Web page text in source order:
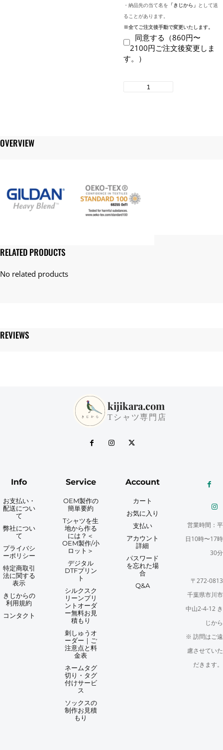
・納品先の当て名を 「きじから」 として送
ることがあります。
※全てご注文後手動で変更いたします。
同意する（860円〜
2100円ご注文後変更しま
す。）
GILDAN
レ
ン
ド
OVERVIEW
RELATED PRODUCTS
REVIEWS
kijikara.com
Tシャツ専門店
Info
お支払い・
配送につい
て
弊社につい
て
プライバシ
ーポリシー
特定商取引
法に関する
表示
きじからの
利用規約
コンタクト
Service
OEM製作の
簡単要約
Tシャツを生
地から作る
には？＜
OEM製作/小
ロット＞
デジタル
DTFプリン
ト
シルクスク
リーンプリ
ントオーダ
ー無料お見
積もり
刺しゅうオ
ーダー｜ご
注意点と料
金表
ネームタグ
切り・タグ
付けサービ
ス
ソックスの
制作お見積
もり
Account
カート
お気に入り
支払い
アカウント
詳細
パスワード
を忘れた場
合
Q&A
営業時間：平
日10時〜17時
30分
〒272-0813
千葉県市川市
中山2-4-12 き
じから
※ 訪問はご遠
慮させていた
だきます。